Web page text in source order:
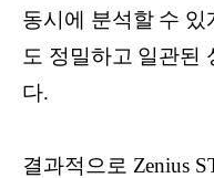
동시에 분석할 수 있
도 정밀하고 일관된
다.
결과적으로 Zenius